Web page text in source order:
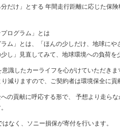
だけ」とする 年間走行距離に応じた保
ログラム」とは
ム」とは、「ほんの少しだけ、地球に
し」見直してみて、地球環境への負荷
識したカーライフを心がけていただき
減りますので、ご契約者は環境保全に貢
の貢献に呼応する形で、 予想より走
なく、ソニー損保が寄付を行います。